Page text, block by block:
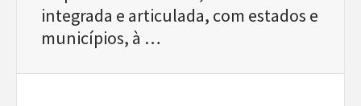
integrada e articulada, com estados e
municípios, à …